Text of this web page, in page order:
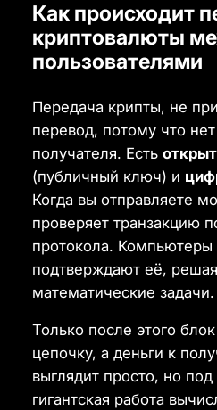
Как происходит
криптовалюты
пользователями
Передача крипты, не
перевод, потому что
получателя. Есть
(публичный ключ) и
Когда вы отправляете
проверяет транзакцию
протокола.
подтверждают её,
математические задачи.
Только после этого
цепочку, а деньги к
выглядит просто, но под
гигантская работа